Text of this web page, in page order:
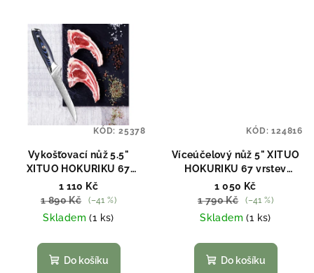
Vykošťovací nůž 5.5"
XITUO HOKURIKU 67
vrstev damaškové oceli
1 110 Kč
1 890 Kč
(–41 %)
Skladem(1 ks)
Do košíku
KÓD: 25378
Víceúčelový nůž 5" XITUO
HOKURIKU 67 vrstev
damaškové oceli
1 050 Kč
1 790 Kč
(–41 %)
Skladem(1 ks)
Do košíku
KÓD:124816